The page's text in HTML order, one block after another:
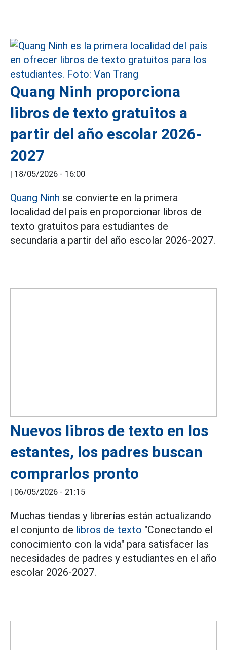
Quang Ninh proporciona
libros de texto gratuitos a
partir del año escolar 2026-
2027
| 18/05/2026 - 16:00
Quang Ninh se convierte en la primera
localidad del país en proporcionar libros de
texto gratuitos para estudiantes de
secundaria a partir del año escolar 2026-2027.
Nuevos libros de texto en los
estantes, los padres buscan
comprarlos pronto
| 06/05/2026 - 21:15
Muchas tiendas y librerías están actualizando
el conjunto de libros de texto "Conectando el
conocimiento con la vida" para satisfacer las
necesidades de padres y estudiantes en el año
escolar 2026-2027.